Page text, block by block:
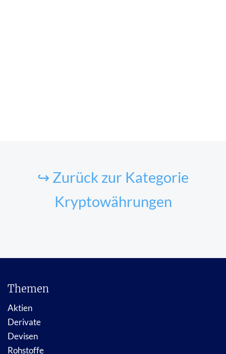
↪ Zurück zur Kategorie
Kryptowährungen
Themen
Aktien
Derivate
Devisen
Rohstoffe